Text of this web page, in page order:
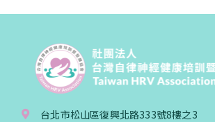
台北市松山區復興北路333號8樓之3